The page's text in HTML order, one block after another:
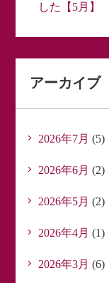
した【5月】
アーカイブ
2026年7月 (5)
2026年6月 (2)
2026年5月 (2)
2026年4月 (1)
2026年3月 (6)